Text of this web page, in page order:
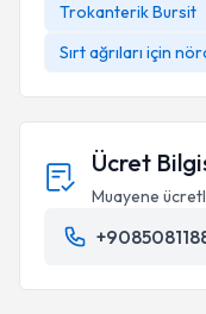
Trokanterik Bursit
Sırt ağrıları için
Ücret
Muayene